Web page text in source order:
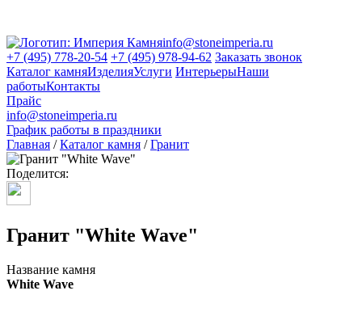
info@stoneimperia.ru
+7 (495) 778-20-54 +7 (495) 978-94-62 Заказать звонок
Каталог камняИзделияУслуги ИнтерьерыНаши
работыКонтакты
Прайс
info@stoneimperia.ru
График работы в праздники
Главная / Каталог камня / Гранит
Поделится:
Гранит "White Wave"
Название камня
White Wave